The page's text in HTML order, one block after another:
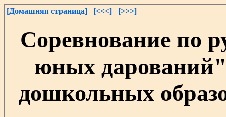
[Домашняя страница] [<<<] [>>>]
Соревнование по
юных дарований"
дошкольных